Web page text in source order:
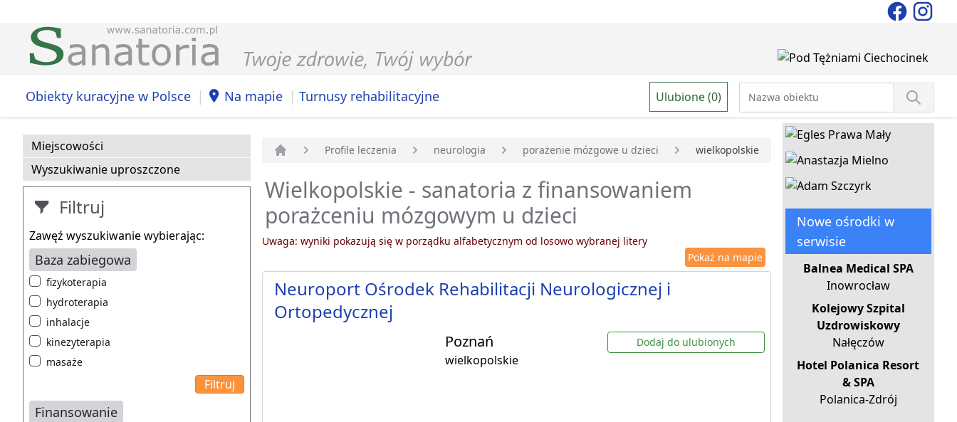
Obiekty kuracyjne w Polsce | Na mapie | Turnusy rehabilitacyjne Ulubione (0)
Miejscowości
Wyszukiwanie uproszczone
Filtruj
Zawęź wyszukiwanie wybierając:
Baza zabiegowa
fizykoterapia
hydroterapia
inhalacje
kinezyterapia
masaże
Finansowanie
Profile leczenia neurologia porażenie mózgowe u dzieci wielkopolskie
Wielkopolskie - sanatoria z finansowaniem
porażceniu mózgowym u dzieci
Uwaga: wyniki pokazują się w porządku alfabetycznym od losowo wybranej litery
Pokaż na mapie
Neuroport Ośrodek Rehabilitacji Neurologicznej i
Ortopedycznej
Poznań
wielkopolskie
Dodaj do ulubionych
Nowe ośrodki w
serwisie
Balnea Medical SPA
Inowrocław
Kolejowy Szpital
Uzdrowiskowy
Nałęczów
Hotel Polanica Resort
& SPA
Polanica-Zdrój